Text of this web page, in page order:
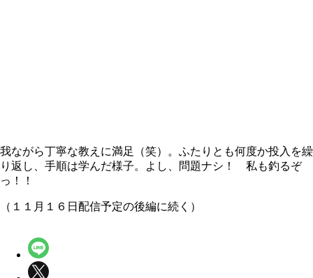
我ながら丁寧な教えに満足（笑）。ふたりとも何度か投入を繰
り返し、手順は学んだ様子。よし、問題ナシ！ 私も釣るぞ
っ！！
（１１月１６日配信予定の後編に続く）